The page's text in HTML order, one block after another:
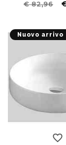
€ 82,96
Nuovo arrivo